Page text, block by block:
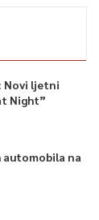
Novi ljetni
Night”
automobila na